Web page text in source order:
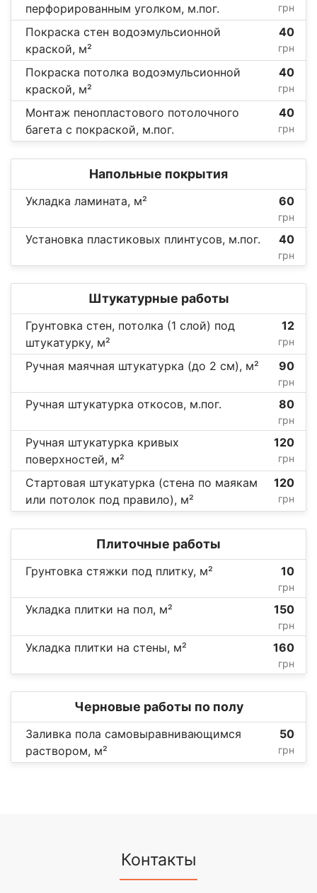
перфорированным уголком, м.пог.
грн
Покраска стен водоэмульсионной
краской, м²
40
грн
Покраска потолка водоэмульсионной
краской, м²
40
грн
Монтаж пенопластового потолочного
багета c покраской, м.пог.
40
грн
Напольные покрытия
Укладка ламината, м² 60
грн
Установка пластиковых плинтусов, м.пог. 40
грн
Штукатурные работы
Грунтовка стен, потолка (1 слой) под
штукатурку, м²
12
грн
Ручная маячная штукатурка (до 2 см), м² 90
грн
Ручная штукатурка откосов, м.пог. 80
грн
Ручная штукатурка кривых
поверхностей, м²
120
грн
Стартовая штукатурка (стена по маякам
или потолок под правило), м²
120
грн
Плиточные работы
Грунтовка стяжки под плитку, м² 10
грн
Укладка плитки на пол, м² 150
грн
Укладка плитки на стены, м² 160
грн
Черновые работы по полу
Заливка пола самовыравнивающимся
раствором, м²
50
грн
Контакты